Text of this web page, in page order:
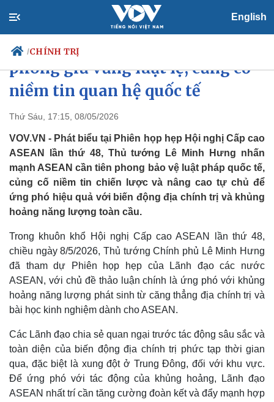
English
/CHÍNH TRỊ
Chính trị
Tổ chức nhân sự
Quốc hội
Nhận diện sự thật
Dự báo thời tiết
Giáo dục
Dấu ấn VOV
Việc làm
Biển đảo
Thủ tướng: ASEAN cần tiên
phong giữ vững luật lệ, củng cố
niềm tin quan hệ quốc tế
Thứ Sáu, 17:15, 08/05/2026
VOV.VN - Phát biểu tại Phiên họp hẹp Hội nghị Cấp cao
ASEAN lần thứ 48, Thủ tướng Lê Minh Hưng nhấn
mạnh ASEAN cần tiên phong bảo vệ luật pháp quốc tế,
củng cố niềm tin chiến lược và nâng cao tự chủ để
ứng phó hiệu quả với biến động địa chính trị và khủng
hoảng năng lượng toàn cầu.
Trong khuôn khổ Hội nghị Cấp cao ASEAN lần thứ 48,
chiều ngày 8/5/2026, Thủ tướng Chính phủ Lê Minh Hưng
đã tham dự Phiên họp hẹp của Lãnh đạo các nước
ASEAN, với chủ đề thảo luận chính là ứng phó với khủng
hoảng năng lượng phát sinh từ căng thẳng địa chính trị và
bài học kinh nghiệm dành cho ASEAN.
Các Lãnh đạo chia sẻ quan ngại trước tác động sâu sắc và
toàn diện của biến động địa chính trị phức tạp thời gian
qua, đặc biệt là xung đột ở Trung Đông, đối với khu vực.
Để ứng phó với tác động của khủng hoảng, Lãnh đạo
ASEAN nhất trí cần tăng cường đoàn kết và đẩy mạnh hợp